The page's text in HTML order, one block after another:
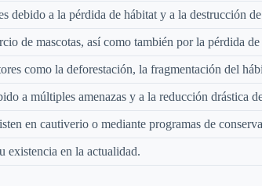
debido a la pérdida de hábitat y a la destrucción
de mascotas, así como también por la pérdida
como la deforestación, la fragmentación del
a múltiples amenazas y a la reducción drástica
en cautiverio o mediante programas de
existencia en la actualidad.